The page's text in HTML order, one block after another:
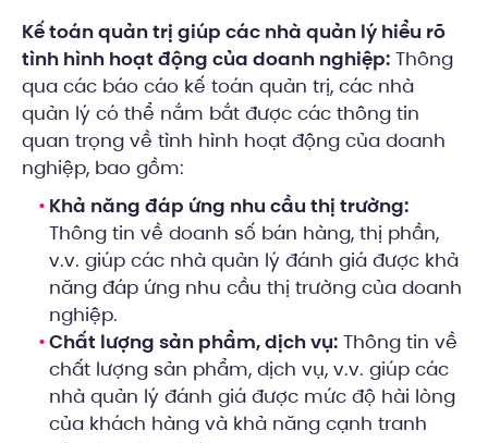
Kế toán quản trị giúp các nhà quản lý hiểu rõ
tình hình hoạt động của doanh nghiệp: Thông
qua các báo cáo kế toán quản trị, các nhà
quản lý có thể nắm bắt được các thông tin
quan trọng về tình hình hoạt động của doanh
nghiệp, bao gồm:
Khả năng đáp ứng nhu cầu thị trường:
Thông tin về doanh số bán hàng, thị phần,
v.v. giúp các nhà quản lý đánh giá được khả
năng đáp ứng nhu cầu thị trường của doanh
nghiệp.
Chất lượng sản phẩm, dịch vụ: Thông tin về
chất lượng sản phẩm, dịch vụ, v.v. giúp các
nhà quản lý đánh giá được mức độ hài lòng
của khách hàng và khả năng cạnh tranh